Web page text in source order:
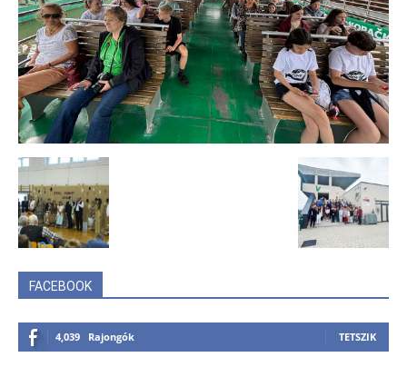
FACEBOOK
4,039 Rajongók TETSZIK